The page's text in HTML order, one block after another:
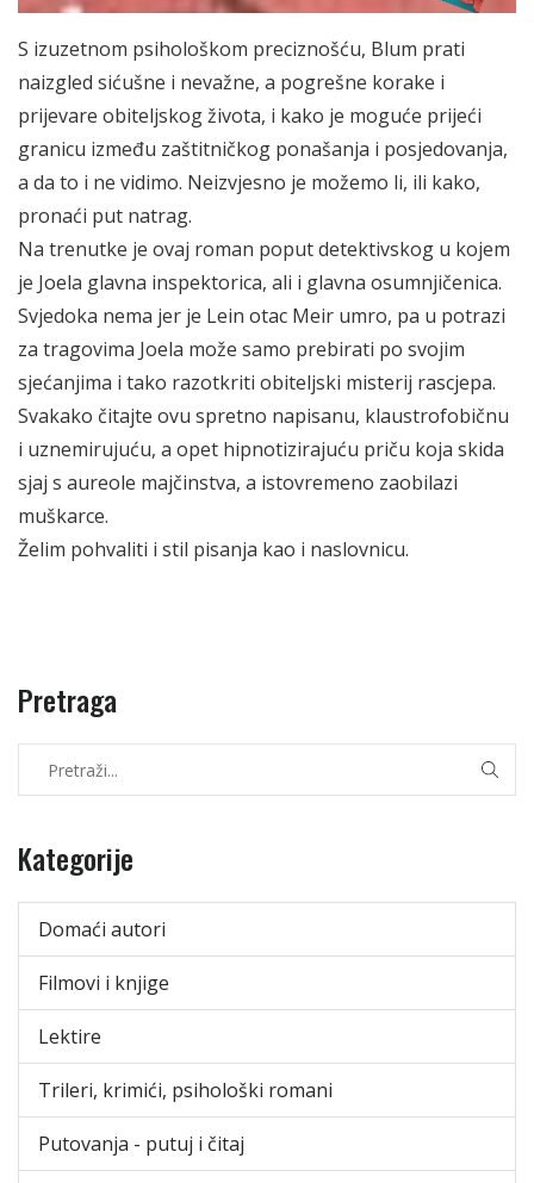
S izuzetnom psihološkom preciznošću, Blum prati
naizgled sićušne i nevažne, a pogrešne korake i
prijevare obiteljskog života, i kako je moguće prijeći
granicu između zaštitničkog ponašanja i posjedovanja,
a da to i ne vidimo. Neizvjesno je možemo li, ili kako,
pronaći put natrag.
Na trenutke je ovaj roman poput detektivskog u kojem
je Joela glavna inspektorica, ali i glavna osumnjičenica.
Svjedoka nema jer je Lein otac Meir umro, pa u potrazi
za tragovima Joela može samo prebirati po svojim
sjećanjima i tako razotkriti obiteljski misterij rascjepa.
Svakako čitajte ovu spretno napisanu, klaustrofobičnu
i uznemirujuću, a opet hipnotizirajuću priču koja skida
sjaj s aureole majčinstva, a istovremeno zaobilazi
muškarce.
Želim pohvaliti i stil pisanja kao i naslovnicu.
Pretraga
Kategorije
Domaći autori
Filmovi i knjige
Lektire
Trileri, krimići, psihološki romani
Putovanja - putuj i čitaj